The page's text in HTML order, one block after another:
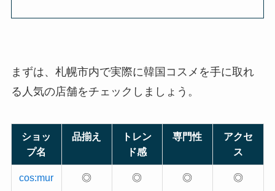
まずは、札幌市内で実際に韓国コスメを手に取れ
る人気の店舗をチェックしましょう。
ショッ
プ名
品揃え
トレン
ド感
専門性
アクセ
ス
cos:mur
◎ ◎ ◎ ◎